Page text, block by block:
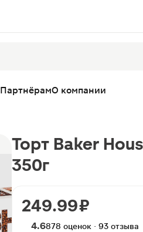
ПартнёрамО компании
Торт Baker
350г
249.99 ₽
4.6878 оценок · 93 отзыва